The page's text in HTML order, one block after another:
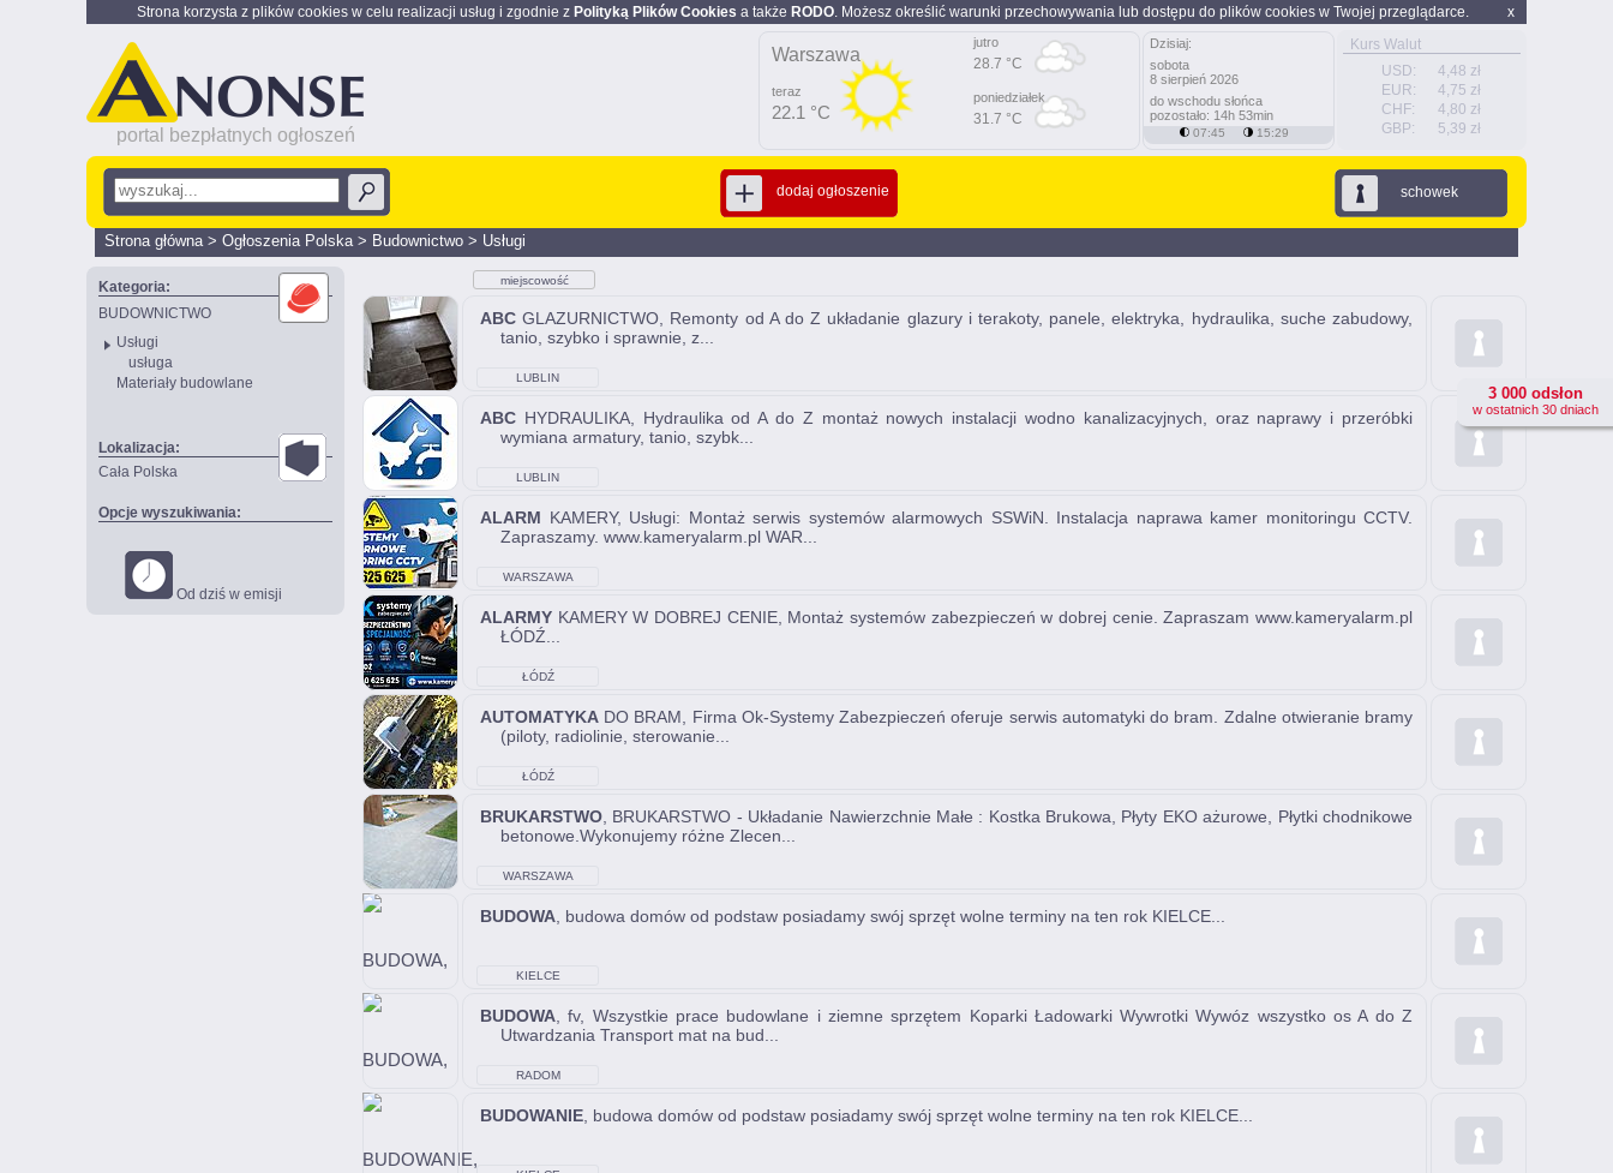
x
Strona korzysta z plików cookies w celu realizacji usług i zgodnie z Polityką Plików Cookies a także RODO. Możesz określić warunki przechowywania lub dostępu do plików cookies w Twojej przeglądarce.
portal bezpłatnych ogłoszeń
Kurs Walut
USD:
4,48 zł
EUR:
4,75 zł
CHF:
4,80 zł
GBP:
5,39 zł
Warszawa
teraz
22.1 °C
jutro
28.7 °C
poniedziałek
31.7 °C
Dzisiaj:
sobota
8 sierpień 2026
do wschodu słońca
pozostało: 14h 53min
07:45 15:29
schowek
dodaj ogłoszenie
Strona główna> Ogłoszenia Polska> Budownictwo > Usługi
Kategoria:
BUDOWNICTWO
Usługi
usługa
Materiały budowlane
Lokalizacja:
Cała Polska
Opcje wyszukiwania:
Od dziś w emisji
3 000 odsłon
w ostatnich 30 dniach
miejscowość
ABC GLAZURNICTWO, Remonty od A do Z układanie glazury i terakoty, panele, elektryka, hydraulika, suche zabudowy,
tanio, szybko i sprawnie, z...
LUBLIN
ABC HYDRAULIKA, Hydraulika od A do Z montaż nowych instalacji wodno kanalizacyjnych, oraz naprawy i przeróbki
wymiana armatury, tanio, szybk...
LUBLIN
ALARM KAMERY, Usługi: Montaż serwis systemów alarmowych SSWiN. Instalacja naprawa kamer monitoringu CCTV.
Zapraszamy. www.kameryalarm.pl WAR...
WARSZAWA
ALARMY KAMERY W DOBREJ CENIE, Montaż systemów zabezpieczeń w dobrej cenie. Zapraszam www.kameryalarm.pl
ŁÓDŹ...
ŁÓDŹ
AUTOMATYKA DO BRAM, Firma Ok-Systemy Zabezpieczeń oferuje serwis automatyki do bram. Zdalne otwieranie bramy
(piloty, radiolinie, sterowanie...
ŁÓDŹ
BRUKARSTWO , BRUKARSTWO - Układanie Nawierzchnie Małe : Kostka Brukowa, Płyty EKO ażurowe, Płytki chodnikowe
betonowe.Wykonujemy różne Zlecen...
WARSZAWA
BUDOWA , budowa domów od podstaw posiadamy swój sprzęt wolne terminy na ten rok KIELCE...
KIELCE
BUDOWA , fv, Wszystkie prace budowlane i ziemne sprzętem Koparki Ładowarki Wywrotki Wywóz wszystko os A do Z
Utwardzania Transport mat na bud...
RADOM
BUDOWANIE , budowa domów od podstaw posiadamy swój sprzęt wolne terminy na ten rok KIELCE...